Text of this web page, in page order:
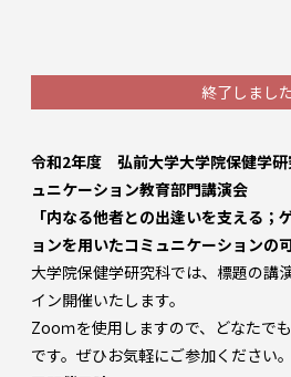
終了しまし
令和2年度 弘前大学大学院保健学
ュニケーション教育部門講演会
「内なる他者との出逢いを支える；
ョンを用いたコミュニケーションの可
大学院保健学研究科では、標題の講
イン開催いたします。
Zooｍを使用しますので、どなたで
です。ぜひお気軽にご参加ください。